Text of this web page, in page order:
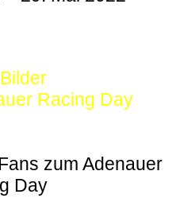
Racing Day
zum Adenauer
Day